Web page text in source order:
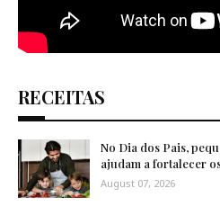
RECEITAS
No Dia dos Pais,
ajudam a fortalecer
August 07, 2026